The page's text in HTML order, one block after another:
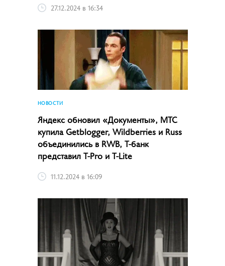
27.12.2024 в 16:34
НОВОСТИ
Яндекс обновил «Документы», МТС
купила Getblogger, Wildberries и Russ
объединились в RWB, Т-банк
представил T-Pro и T-Lite
11.12.2024 в 16:09